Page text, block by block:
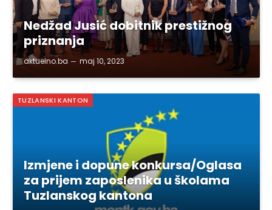
Nedžad Jusić dobitnik prestižnog
priznanja
aktuelno.ba maj 10, 2023
TUZLANSKI KANTON
Izmjene i dopune konkursa/Oglasa
za prijem zaposlenika u školama
Tuzlanskog kantona